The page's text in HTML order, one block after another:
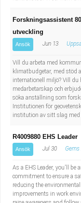
Forskningsassistent
utveckling
Ansök Jun 13
Vill du arbeta med
klimatbudgetar, med stöd
internationell miljö? Vill du
medarbetarskap och
söka anställning som
Institutionen för
institution av sitt slag med
R4009880 EHS Leader
Ansök Jul 30 Gems
As a EHS Leader, you'll
commitment to ensure a
reducing the
improvements in work